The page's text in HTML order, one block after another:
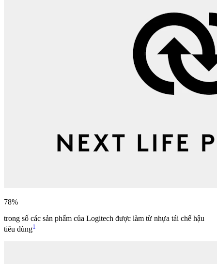
78%
trong số các sản phẩm của Logitech được làm từ nhựa tái chế hậu
tiêu dùng1